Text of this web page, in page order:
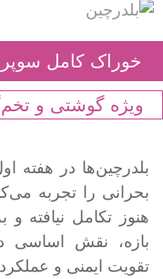
خوراک کامل سوپر
ویژه گوشتی و تخم‌گذاری (
بلدرچین‌ها در هفته
بحرانی را تجربه
هنوز تکامل نیافته
بازه، نقش اساسی
تقویت ایمنی و عملکرد